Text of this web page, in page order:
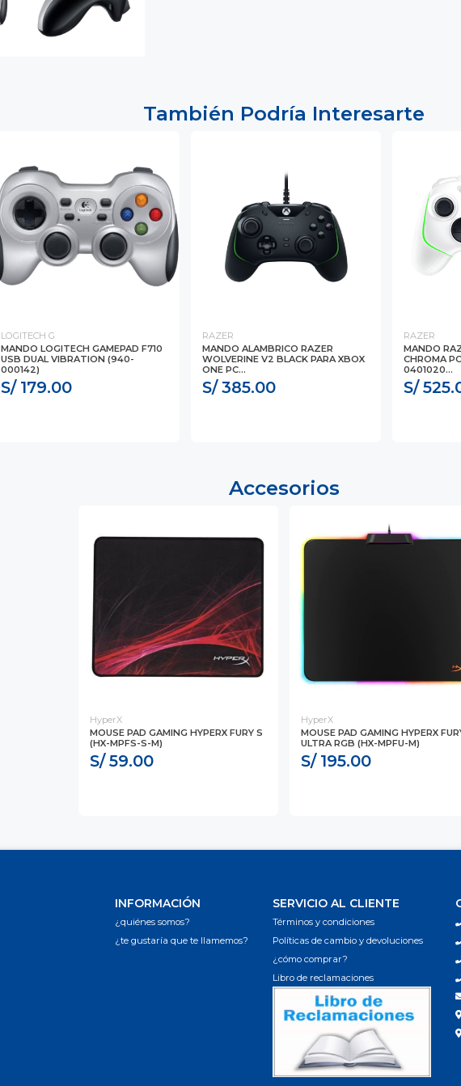
También Podría Interesarte
LOGITECH G
MANDO LOGITECH GAMEPAD F710
USB DUAL VIBRATION (940-
000142)
S/ 179.00
RAZER
MANDO ALAMBRICO RAZER
WOLVERINE V2 BLACK PARA XBOX
ONE PC...
S/ 385.00
RAZER
MANDO
CHROMA
0401020...
S/
Accesorios
HyperX
MOUSE PAD GAMING HYPERX FURY S
(HX-MPFS-S-M)
S/ 59.00
HyperX
MOUSE PAD GAMING HYPERX
ULTRA RGB (HX-MPFU-M)
S/ 195.00
INFORMACIÓN
¿quiénes somos?
¿te gustaría que te llamemos?
SERVICIO AL CLIENTE
Términos y condiciones
Políticas de cambio y devoluciones
¿cómo comprar?
Libro de reclamaciones